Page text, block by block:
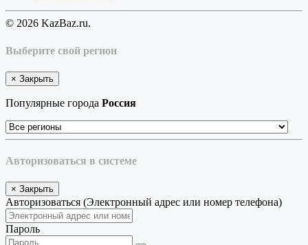
© 2026 KazBaz.ru.
Выберите свой регион
× Закрыть
Популярные города Россия
Авторизоваться в системе
× Закрыть
Авторизоваться (Электронный адрес или номер телефона)
Пароль